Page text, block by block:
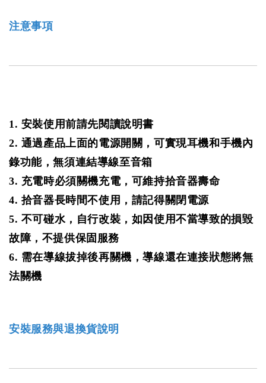
注意事項
1. 安裝使用前請先閱讀說明書
2. 通過產品上面的電源開關，可實現耳機和手機內
錄功能，無須連結導線至音箱
3. 充電時必須關機充電，可維持拾音器壽命
4. 拾音器長時間不使用，請記得關閉電源
5. 不可碰水，自行改裝，如因使用不當導致的損毀
故障，不提供保固服務
6. 需在導線拔掉後再關機，導線還在連接狀態將無
法關機
安裝服務與退換貨說明